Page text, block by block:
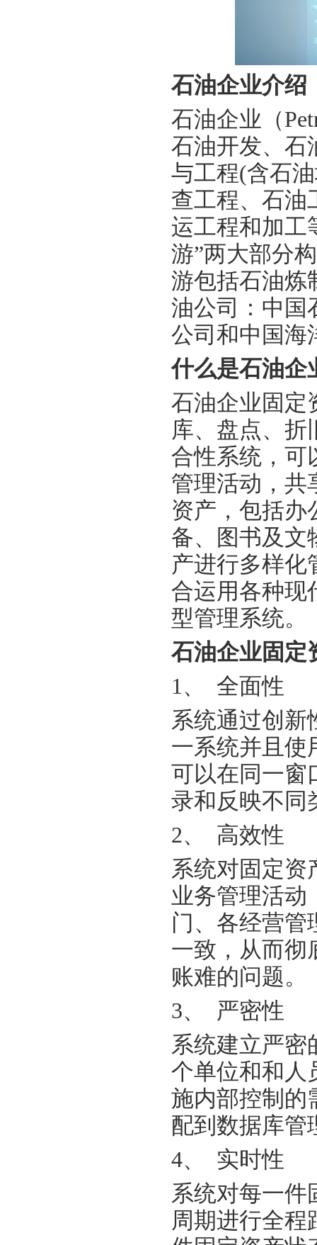
石油企业介绍
石油企业（
石油开发、石
与工程(含石
查工程、石油
运工程和加工
游”两大部分
游包括石油炼
油公司：中国
公司和中国海
什么是石油企
石油企业固定
库、盘点、折
合性系统，可
管理活动，共
资产，包括办
备、图书及文
产进行多样化
合运用各种现
型管理系统。
石油企业固定
1、 全面性
系统通过创新
一系统并且使
可以在同一窗
录和反映不同
2、 高效性
系统对固定资
业务管理活动
门、各经营管
一致，从而彻
账难的问题
3、 严密性
系统建立严密
个单位和和人
施内部控制的
配到数据库管
4、 实时性
系统对每一件
周期进行全程